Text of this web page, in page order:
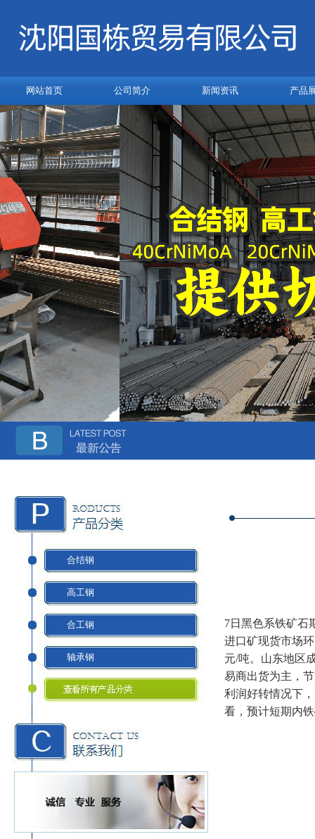
网站首页 公司简介 新闻资讯 产品
合结钢
高工钢
合工钢
轴承钢
7日黑色系铁矿石
进口矿现货市场
元/吨。山东地区
易商出货为主，
利润好转情况下
看，预计短期内